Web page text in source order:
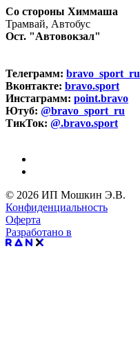
Со стороны Химмаша
Трамвай, Автобус
Ост. "Автовокзал"
Телеграмм: bravo_sport_ru
Вконтакте: bravo.sport
Инстаграмм: point.bravo
Ютуб: @bravo_sport_ru
ТикТок: @.bravo.sport
© 2026 ИП Мошкин Э.В.
Конфиденциальность
Оферта
Разработано в